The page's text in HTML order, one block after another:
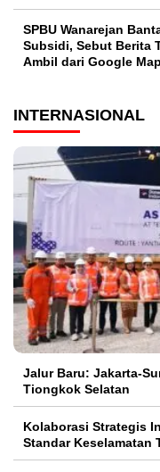
SPBU Wanarejan
Subsidi, Sebut Berita
Ambil dari Google Map
INTERNASIONAL
Jalur Baru: Jakarta-
Tiongkok Selatan
Kolaborasi Strategis
Standar Keselamatan